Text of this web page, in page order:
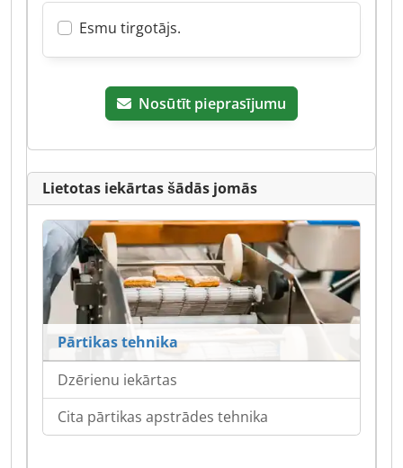
Esmu tirgotājs.
Nosūtīt pieprasījumu
Lietotas iekārtas šādās jomās
Pārtikas tehnika
Dzērienu iekārtas
Cita pārtikas apstrādes tehnika